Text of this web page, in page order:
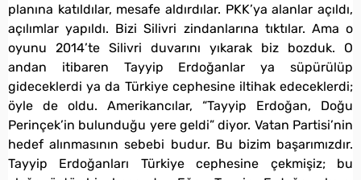
planına katıldılar, mesafe aldırdılar. PKK’ya alanlar açıldı,
açılımlar yapıldı. Bizi Silivri zindanlarına tıktılar. Ama o
oyunu 2014’te Silivri duvarını yıkarak biz bozduk. O
andan itibaren Tayyip Erdoğanlar ya süpürülüp
gideceklerdi ya da Türkiye cephesine iltihak edeceklerdi;
öyle de oldu. Amerikancılar, “Tayyip Erdoğan, Doğu
Perinçek’in bulunduğu yere geldi” diyor. Vatan Partisi’nin
hedef alınmasının sebebi budur. Bu bizim başarımızdır.
Tayyip Erdoğanları Türkiye cephesine çekmişiz; bu